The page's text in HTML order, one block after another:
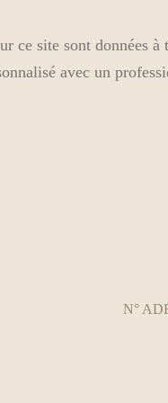
ce site sont données
avec un
N°